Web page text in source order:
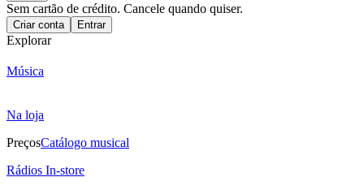
Sem cartão de crédito. Cancele quando quiser.
Criar conta Entrar
Explorar
Música
Na loja
PreçosCatálogo musical
Rádios In-store